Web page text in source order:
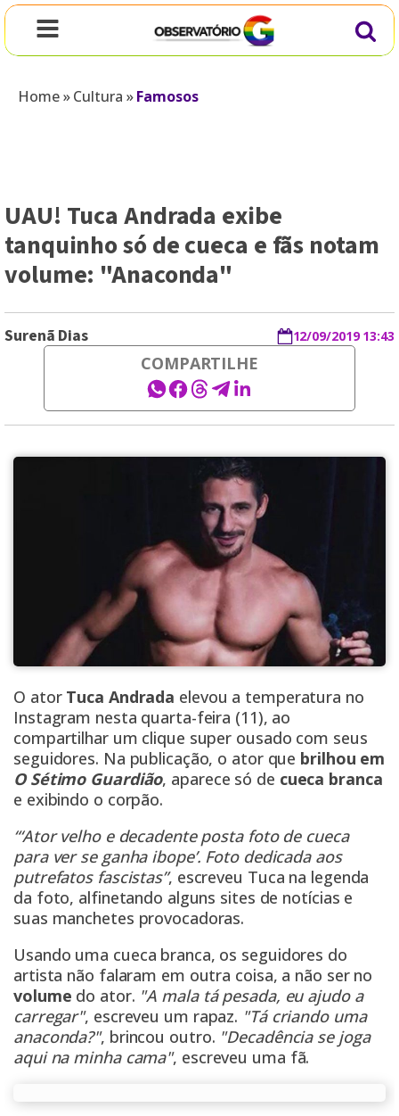
Home»Cultura »Famosos
UAU! Tuca Andrada exibe
tanquinho só de cueca e fãs notam
volume: "Anaconda"
Surenã Dias 12/09/2019 13:43
COMPARTILHE
O ator Tuca Andrada elevou a temperatura no
Instagram nesta quarta-feira (11), ao
compartilhar um clique super ousado com seus
seguidores. Na publicação, o ator que brilhou em
O Sétimo Guardião, aparece só de cueca branca
e exibindo o corpão.
“‘Ator velho e decadente posta foto de cueca
para ver se ganha ibope’. Foto dedicada aos
putrefatos fascistas”, escreveu Tuca na legenda
da foto, alfinetando alguns sites de notícias e
suas manchetes provocadoras.
Usando uma cueca branca, os seguidores do
artista não falaram em outra coisa, a não ser no
volume do ator. "A mala tá pesada, eu ajudo a
carregar", escreveu um rapaz. "Tá criando uma
anaconda?", brincou outro. "Decadência se joga
aqui na minha cama", escreveu uma fã.